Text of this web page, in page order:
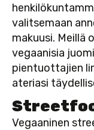
valitsemaan
makuusi. Meillä
vegaanisia
pientuottajien
ateriasi
Vegaaninen